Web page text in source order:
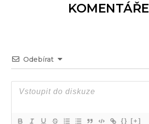
KOMENTÁŘE
Odebírat
{} [+]